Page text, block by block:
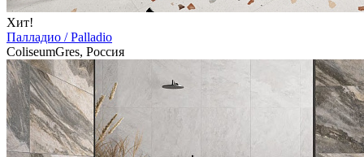
Хит!
Палладио / Palladio
ColiseumGres, Россия